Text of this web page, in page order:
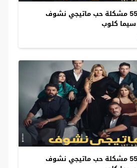
مسلسل 55 مشكلة حب ماتيجي نشوف
مسلسل 55 مشكلة حب ماتيجي نشوف